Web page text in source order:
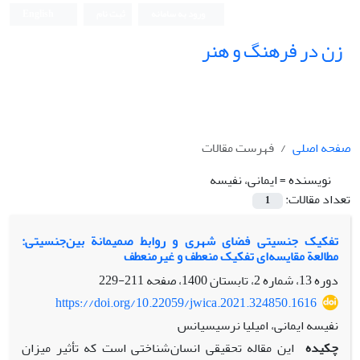
زن در فرهنگ و هنر
صفحه اصلی
فهرست مقالات
نویسنده =ایمانی، نفیسه
تعداد مقالات:
1
تفکیک جنسیتی فضای شهری و روابط صمیمانة بین‌جنسیتی:
مطالعة مقایسه‌ای تفکیک منعطف و غیرمنعطف
دوره 13، شماره 2، تابستان 1400، صفحه
211-229
https://doi.org/10.22059/jwica.2021.324850.1616
نفیسه ایمانی، امیلیا نرسیسیانس
چکیده این مقاله تحقیقی انسان شناختی است که تأثیر میزان